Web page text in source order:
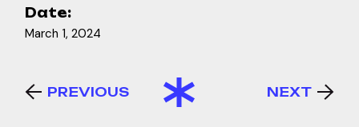
Date:
March 1, 2024
PREVIOUS NEXT